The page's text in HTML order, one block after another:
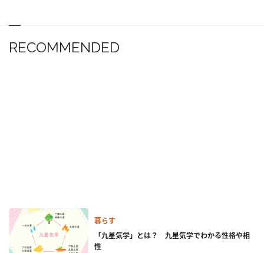
RECOMMENDED
暮らす
「九星気学」とは？ 九星気学でわかる性格や相
性